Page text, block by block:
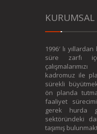
KURUMSAL
1996′ lı
süre zarfı
kadromuz ile
sürekli
ön planda
faaliyet
gerek hurda
sektöründeki
taşımış